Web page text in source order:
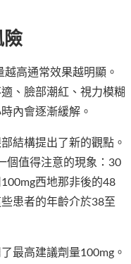
險
高通常效果越明顯。
、臉部潮紅、視力模糊
內會逐漸緩解。
結構提出了新的觀點。
個值得注意的現象：30
西地那非後的48
患者的年齡介於38至
最高建議劑量100mg。